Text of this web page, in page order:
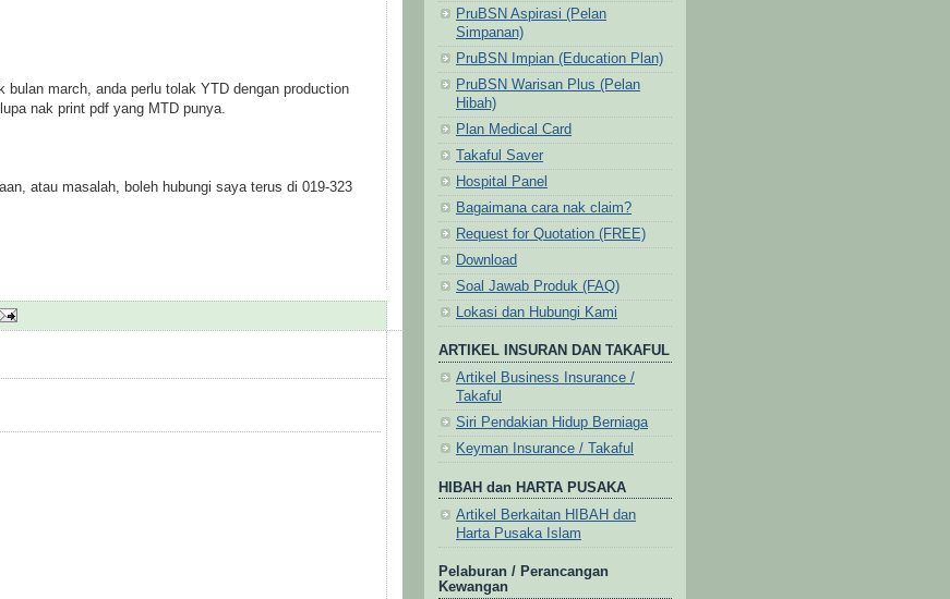
bulan march, anda perlu tolak YTD dengan production
nak print pdf yang MTD punya.
atau masalah, boleh hubungi saya terus di 019-323
PruBSN Aspirasi (Pelan
Simpanan)
PruBSN Impian (Education Plan)
PruBSN Warisan Plus (Pelan
Hibah)
Plan Medical Card
Takaful Saver
Hospital Panel
Bagaimana cara nak claim?
Request for Quotation (FREE)
Download
Soal Jawab Produk (FAQ)
Lokasi dan Hubungi Kami
ARTIKEL INSURAN DAN TAKAFUL
Artikel Business Insurance /
Takaful
Siri Pendakian Hidup Berniaga
Keyman Insurance / Takaful
HIBAH dan HARTA PUSAKA
Artikel Berkaitan HIBAH dan
Harta Pusaka Islam
Pelaburan / Perancangan
Kewangan